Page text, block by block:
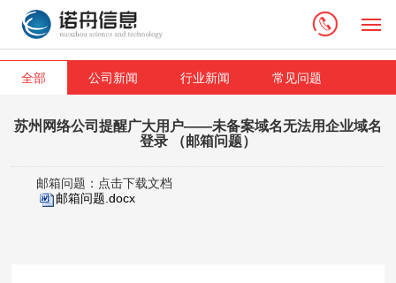
全部 公司新闻 行业新闻 常见问题
苏州网络公司提醒广大用户——未备案域名无法用企业域名
登录 （邮箱问题）
邮箱问题：点击下载文档
邮箱问题.docx